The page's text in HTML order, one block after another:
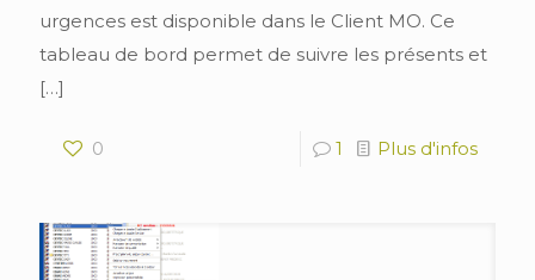
urgences est disponible dans le Client MO. Ce
tableau de bord permet de suivre les présents et
[…]
0 1 Plus d'infos